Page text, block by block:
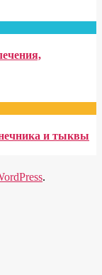
и тыквы
.